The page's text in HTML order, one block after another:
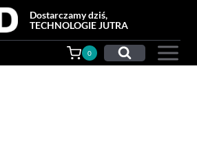
Dostarczamy dziś,
TECHNOLOGIE JUTRA
0